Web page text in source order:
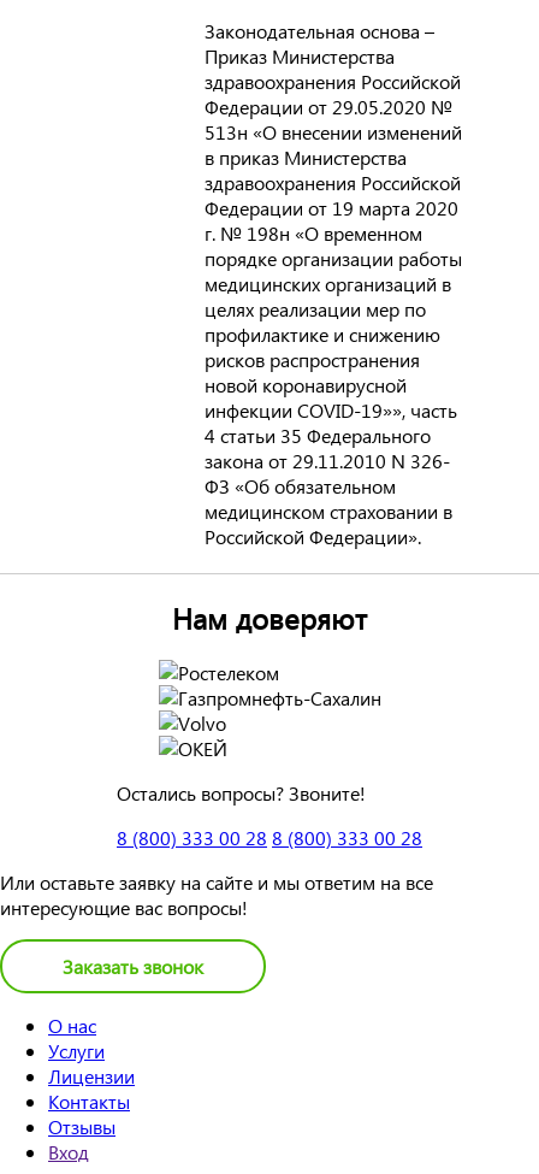
Законодательная основа –
Приказ Министерства
здравоохранения Российской
Федерации от 29.05.2020 №
513н «О внесении изменений
в приказ Министерства
здравоохранения Российской
Федерации от 19 марта 2020
г. № 198н «О временном
порядке организации работы
медицинских организаций в
целях реализации мер по
профилактике и снижению
рисков распространения
новой коронавирусной
инфекции COVID-19»», часть
4 статьи 35 Федерального
закона от 29.11.2010 N 326-
ФЗ «Об обязательном
медицинском страховании в
Российской Федерации».
Нам доверяют
Остались вопросы? Звоните!
8 (800) 333 00 28 8 (800) 333 00 28
Или оставьте заявку на сайте и мы ответим на все
интересующие вас вопросы!
Заказать звонок
О нас
Услуги
Лицензии
Контакты
Отзывы
Вход